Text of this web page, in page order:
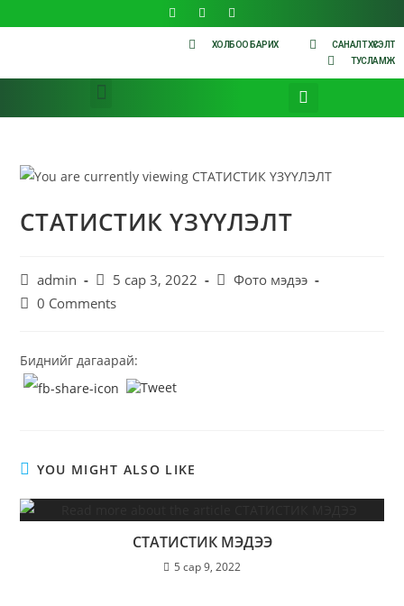
ХОЛБОО БАРИХ
САНАЛТ ХҮСЭЛТ
ТУСЛАМЖ
СТАТИСТИК ҮЗҮҮЛЭЛТ
admin 5 сар 3, 2022
Фото мэдээ
0 Comments
Биднийг дагаарай:
YOU MIGHT ALSO LIKE
СТАТИСТИК МЭДЭЭ
5 сар 9, 2022